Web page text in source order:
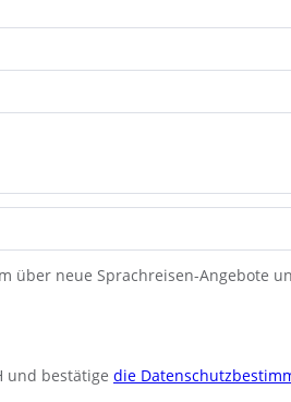
über neue Sprachreisen-Angebote
und bestätige die